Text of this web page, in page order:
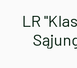
LR